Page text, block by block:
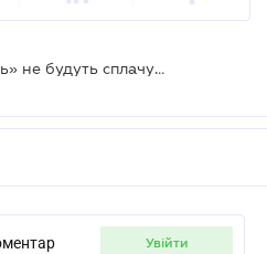
Сайти – «дошки оголошень» не будуть сплачувати «податок на OLX» – Гетманцев
увійти